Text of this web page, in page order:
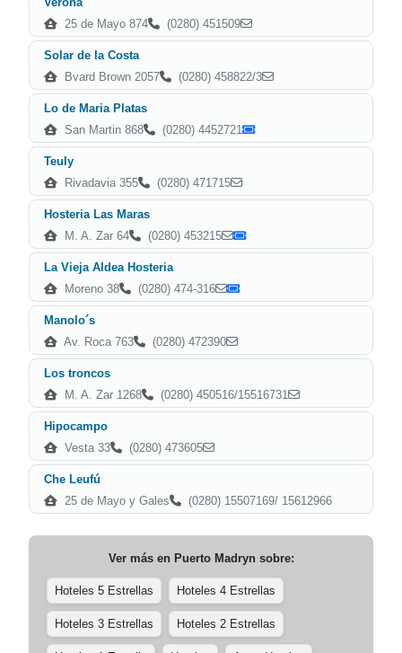
25 de Mayo 874
(0280) 451509
Solar de la Costa
Bvard Brown 2057
(0280) 458822/3
Lo de Maria Platas
San Martin 868
(0280) 4452721
Teuly
Rivadavia 355
(0280) 471715
Hosteria Las Maras
M. A. Zar 64
(0280) 453215
La Vieja Aldea Hosteria
Moreno 38
(0280) 474-316
Manolo´s
Av. Roca 763
(0280) 472390
Los troncos
M. A. Zar 1268
(0280) 450516/15516731
Hipocampo
Vesta 33
(0280) 473605
Che Leufú
25 de Mayo y Gales
(0280) 15507169/ 15612966
Ver más en Puerto Madrynsobre:
Hoteles 5 Estrellas Hoteles 4 Estrellas
Hoteles 3 Estrellas Hoteles 2 Estrellas